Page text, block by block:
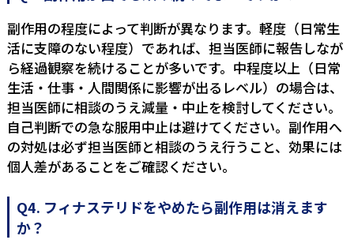
副作用の程度によって判断が異なります。軽度（日常生
活に支障のない程度）であれば、担当医師に報告しなが
ら経過観察を続けることが多いです。中程度以上（日常
生活・仕事・人間関係に影響が出るレベル）の場合は、
担当医師に相談のうえ減量・中止を検討してください。
自己判断での急な服用中止は避けてください。副作用へ
の対処は必ず担当医師と相談のうえ行うこと、効果には
個人差があることをご確認ください。
Q4. フィナステリドをやめたら副作用は消えます
か？